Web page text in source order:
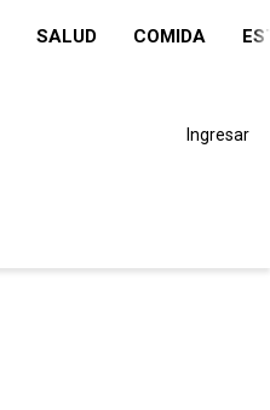
SALUD COMIDA
Ingresar